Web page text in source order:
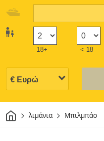
18+ < 18
Σπίτιλιμάνια Μπιλμπάο